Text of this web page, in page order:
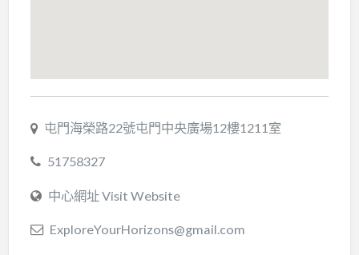
屯門海榮路22號​屯門中央廣場12樓1211室
51758327
中心網址 Visit Website
ExploreYourHorizons@gmail.com